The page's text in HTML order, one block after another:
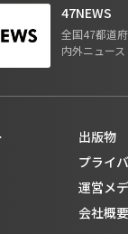
47NEWS
全国47都道
内外ニュース
出版物
プライ
運営メ
会社概要